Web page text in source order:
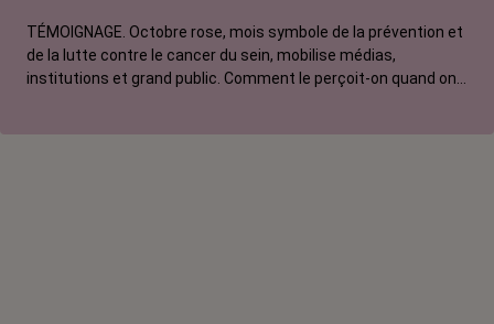
TÉMOIGNAGE. Octobre rose, mois symbole de la prévention et
de la lutte contre le cancer du sein, mobilise médias,
institutions et grand public. Comment le perçoit-on quand on